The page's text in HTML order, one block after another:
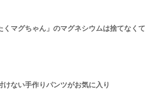
くマグちゃん」のマグネシウムは捨てなくて
けない手作りパンツがお気に入り